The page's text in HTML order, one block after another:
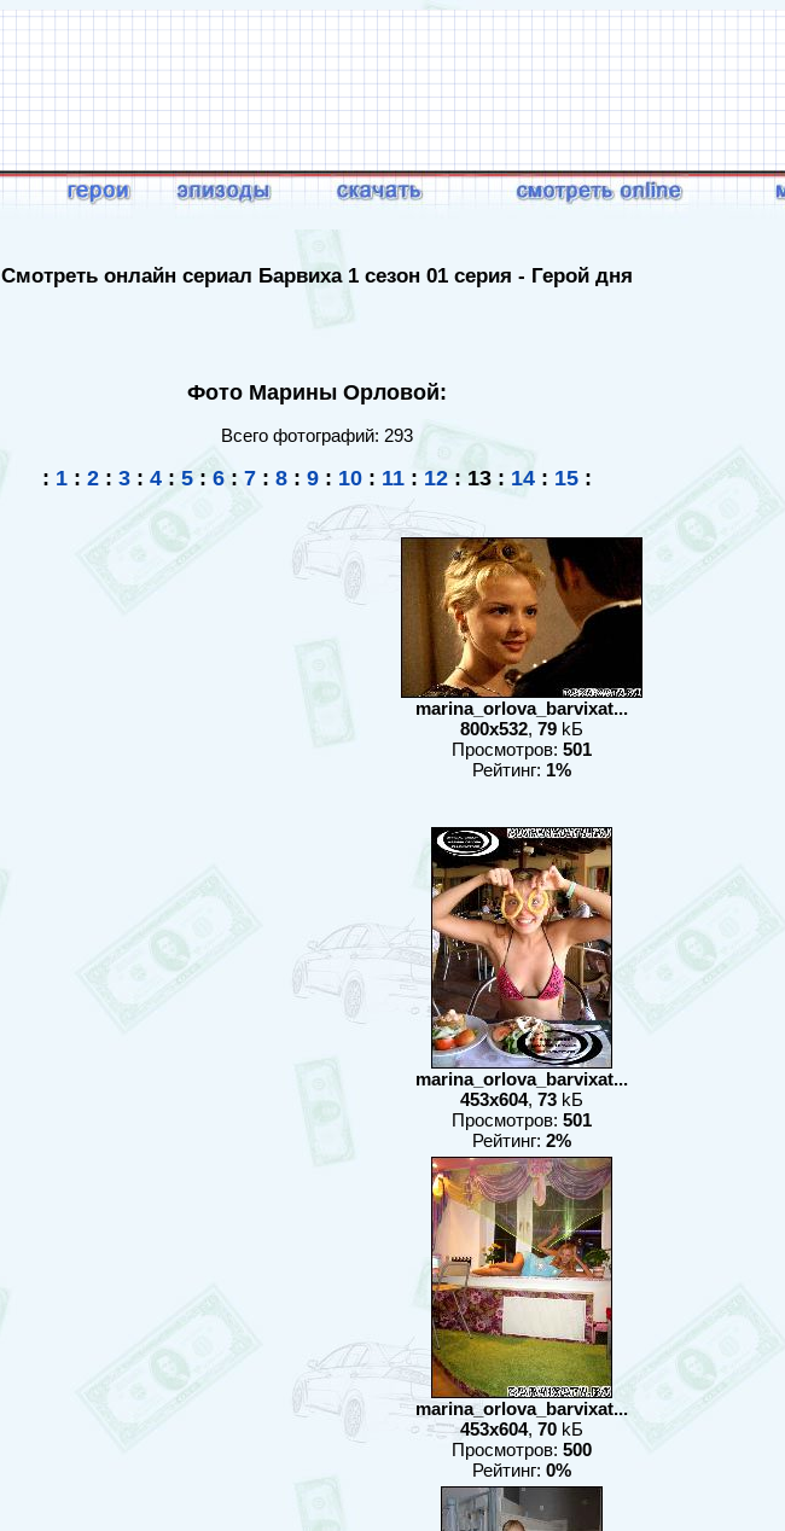
Смотреть онлайн сериал Барвиха 1 сезон 01 серия - Герой дня
Фото Марины Орловой:
Всего фотографий: 293
: 1: 2: 3: 4: 5: 6: 7: 8: 9: 10: 11: 12: 13: 14: 15:
marina_orlova_barvixat...
800x532, 79 kБ
Просмотров: 501
Рейтинг: 1%
marina_orlova_barvixat...
453x604, 73 kБ
Просмотров: 501
Рейтинг: 2%
marina_orlova_barvixat...
453x604, 70 kБ
Просмотров: 500
Рейтинг: 0%